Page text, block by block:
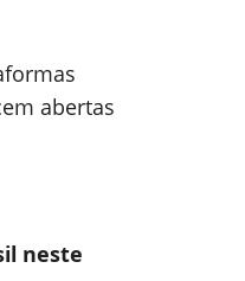
abertas
neste